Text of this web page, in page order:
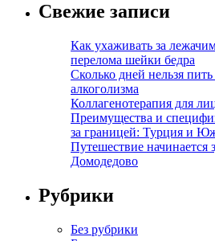
Свежие записи
Как ухаживать за
перелома шейки бедра
Сколько дней нельзя
алкоголизма
Коллагенотерапия для
Преимущества и
за границей: Турция и
Путешествие начинается
Домодедово
Рубрики
Без рубрики